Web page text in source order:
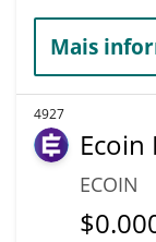
Mais
4927
Ecoin
ECOIN
$